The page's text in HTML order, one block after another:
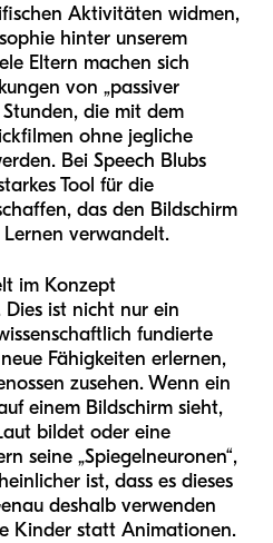
Aktivitäten widmen,
hinter unserem
Eltern machen sich
von „passiver
die mit dem
ohne jegliche
Bei Speech Blubs
Tool für die
das den Bildschirm
verwandelt.
im Konzept
Dies ist nicht nur ein
fundierte
Fähigkeiten erlernen,
zusehen. Wenn ein
einem Bildschirm sieht,
bildet oder eine
seine „Spiegelneuronen“,
ist, dass es dieses
deshalb verwenden
Kinder statt Animationen.